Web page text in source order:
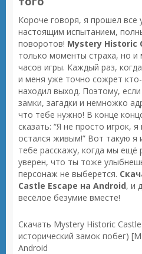
Короче говоря, я прошел все
настоящим испытанием,
поворотов! Mystery Historic
только моменты страха, но и
часов игры. Каждый раз,
и меня уже точно сожрет
находил выход. Поэтому,
замки, загадки и немножко
что тебе нужно! В конце
сказать: “Я не просто игрок,
остался живым!” Вот такую я
тебе расскажу, когда мы ещё
уверен, что ты тоже
персонаж не выберется.
Castle Escape на Android, и
весёлое безумие вместе!
Скачать Mystery Historic
исторический замок побег)
Android